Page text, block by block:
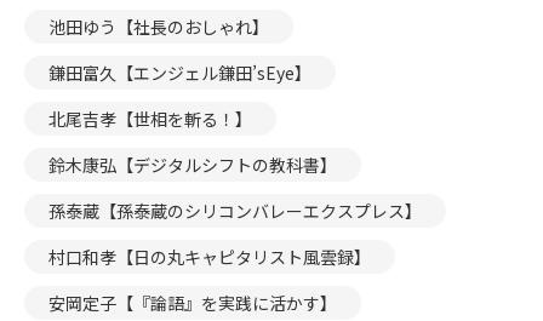
池田ゆう【社長のおしゃれ】
鎌田富久【エンジェル鎌田’sEye】
北尾吉孝【世相を斬る！】
鈴木康弘【デジタルシフトの教科書】
孫泰蔵【孫泰蔵のシリコンバレーエクスプレス】
村口和孝【日の丸キャピタリスト風雲録】
安岡定子【『論語』を実践に活かす】